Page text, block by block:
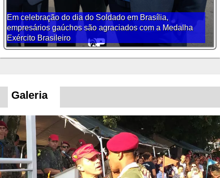
Em celebração do dia do Soldado em Brasília,
empresários gaúchos são agraciados com a Medalha
Exército Brasileiro
Galeria